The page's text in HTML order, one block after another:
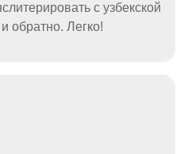
с узбекской
обратно. Легко!